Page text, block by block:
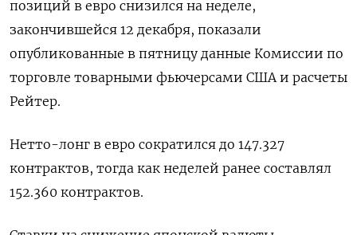
позиций в евро снизился на неделе,
закончившейся 12 декабря, показали
опубликованные в пятницу данные Комиссии по
торговле товарными фьючерсами США и расчеты
Рейтер.
Нетто-лонг в евро сократился до 147.327
контрактов, тогда как неделей ранее составлял
152.360 контрактов.